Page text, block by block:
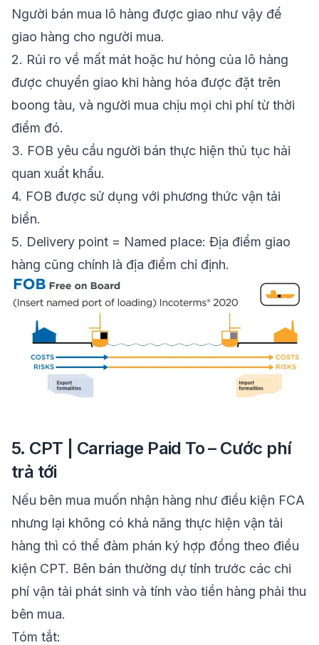
Người bán mua lô hàng được giao như vậy để
giao hàng cho người mua.
2. Rủi ro về mất mát hoặc hư hỏng của lô hàng
được chuyển giao khi hàng hóa được đặt trên
boong tàu, và người mua chịu mọi chi phí từ thời
điểm đó.
3. FOB yêu cầu người bán thực hiện thủ tục hải
quan xuất khẩu.
4. FOB được sử dụng với phương thức vận tải
biển.
5. Delivery point = Named place: Địa điểm giao
hàng cũng chính là địa điểm chỉ định.
5. CPT | Carriage Paid To – Cước phí
trả tới
Nếu bên mua muốn nhận hàng như điều kiện FCA
nhưng lại không có khả năng thực hiện vận tải
hàng thì có thể đàm phán ký hợp đồng theo điều
kiện CPT. Bên bán thường dự tính trước các chi
phí vận tải phát sinh và tính vào tiền hàng phải thu
bên mua.
Tóm tắt: